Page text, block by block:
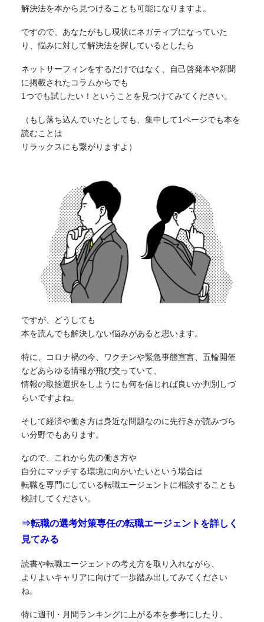
解決法を本から見つけることも可能になりますよ。
ですので、あなたがもし現状にネガティブになっていた
り、悩みに対して解決法を探しているとしたら
ネットサーフィンをするだけではなく、自己啓発本や新聞
に掲載されたコラムからでも
1つでも試したい！ということを見つけてみてください。
（もし落ち込んでいたとしても、集中して1ページでも本を
読むことは
リラックスにも繋がりますよ）
ですが、どうしても
本を読んでも解決しない悩みがあると思います。
特に、コロナ禍の今、ワクチンや緊急事態宣言、五輪開催
などあらゆる情報が飛び交っていて、
情報の取捨選択をしようにも何を信じれば良いか判別しづ
らいですよね。
そして経済や働き方は身近な問題なのに先行きが読みづら
い分野でもあります。
なので、これから先の働き方や
自分にマッチする環境に向かいたいという場合は
転職を専門にしている転職エージェントに相談することも
検討してください。
⇒転職の選考対策専任の転職エージェントを詳しく
見てみる
読書や転職エージェントの考え方を取り入れながら、
よりよいキャリアに向けて一歩踏み出してみてください
ね。
特に週刊・月間ランキングに上がる本を参考にしたり、